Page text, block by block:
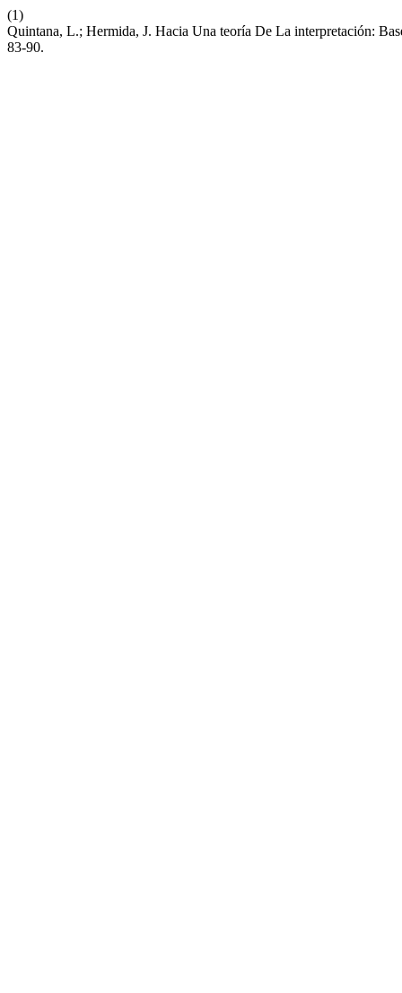
(1)
Quintana, L.; Hermida, J. Hacia Una teoría De La interpretación:
83-90.